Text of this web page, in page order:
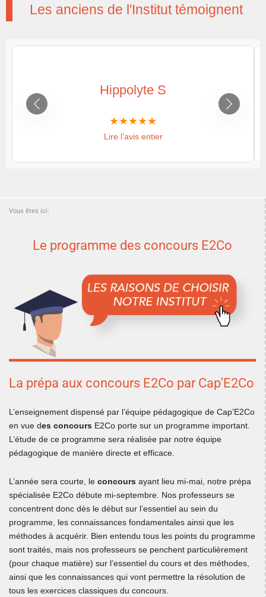
Les anciens de l'Institut témoignent
Hippolyte S
Lire l’avis entier
Vous êtes ici:
Le programme des concours E2Co
La prépa aux concours E2Co par Cap'E2Co
L’enseignement dispensé par l’équipe pédagogique de Cap’E2Co
en vue des concours E2Co porte sur un programme important.
L’étude de ce programme sera réalisée par notre équipe
pédagogique de manière directe et efficace.
L’année sera courte, le concours ayant lieu mi-mai, notre prépa
spécialisée E2Co débute mi-septembre. Nos professeurs se
concentrent donc dès le début sur l’essentiel au sein du
programme, les connaissances fondamentales ainsi que les
méthodes à acquérir. Bien entendu tous les points du programme
sont traités, mais nos professeurs se penchent particulièrement
(pour chaque matière) sur l’essentiel du cours et des méthodes,
ainsi que les connaissances qui vont permettre la résolution de
tous les exercices classiques du concours.